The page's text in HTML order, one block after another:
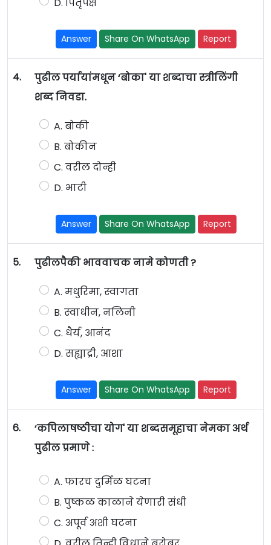
D. पितृपक्ष
Answer Share On WhatsApp Report
4.
पुढील पर्यायांमधून ‘बोका' या शब्दाचा स्त्रीलिंगी
शब्द निवडा.
A. बोकी
B. बोकीन
C. वरील दोन्ही
D. भाटी
Answer Share On WhatsApp Report
5. पुढीलपैकी भाववाचक नामे कोणती ?
A. मधुरिमा, स्वागता
B. स्वाधीन, नलिनी
C. धैर्य, आनंद
D. सह्याद्री, आशा
Answer Share On WhatsApp Report
6.
‘कपिलाषष्ठीचा योग' या शब्दसमूहाचा नेमका अर्थ
पुढील प्रमाणे :
A. फारच दुर्मिळ घटना
B. पुष्कळ काळाने येणारी संधी
C. अपूर्व अशी घटना